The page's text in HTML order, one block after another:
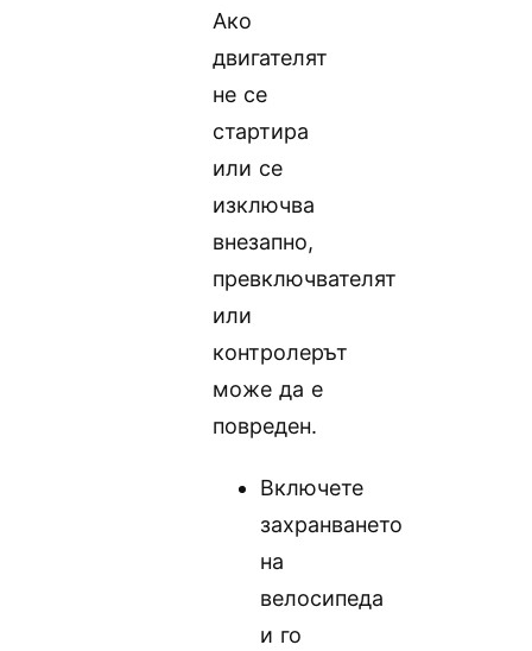
Ако
двигателят
не се
стартира
или се
изключва
внезапно,
превключвателят
или
контролерът
може да е
повреден.
Включете
захранването
на
велосипеда
и го